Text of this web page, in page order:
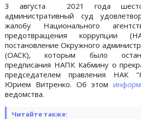
3 августа 2021 года
административный суд
жалобу Национального
предотвращения коррупции
постановление Окружного
(ОАСК), которым было
предписания НАПК Кабмину о
председателем правления НАК
Юрием Витренко. Об этом
ведомства.
Читайте также: